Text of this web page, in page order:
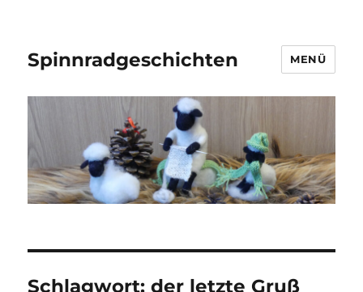
Spinnradgeschichten MENÜ
Schlagwort:der letzte Gruß